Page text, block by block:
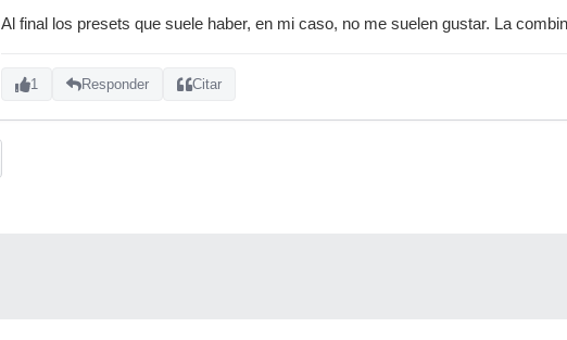
Al final los presets que suele haber, en mi caso, no me suelen gustar. La
1 Responder Citar